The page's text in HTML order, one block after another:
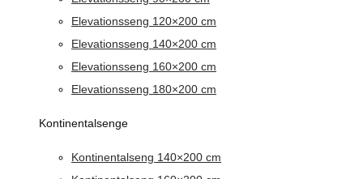
Elevationsseng 120×200 cm
Elevationsseng 140×200 cm
Elevationsseng 160×200 cm
Elevationsseng 180×200 cm
Kontinentalsenge
Kontinentalseng 140×200 cm